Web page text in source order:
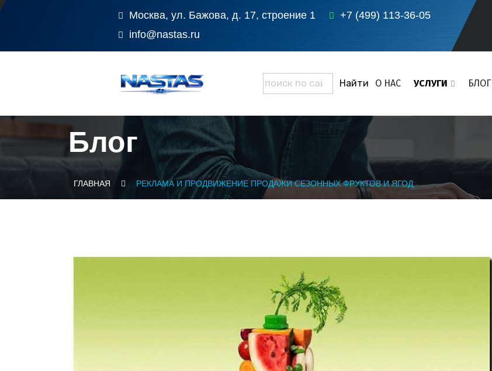
Москва, ул. Бажова, д. 17, строение 1
+7 (499) 113-36-05
info@nastas.ru
О НАС УСЛУГИ БЛОГ
Блог
ГЛАВНАЯ РЕКЛАМА И ПРОДВИЖЕНИЕ ПРОДАЖИ СЕЗОННЫХ ФРУКТОВ И ЯГОД